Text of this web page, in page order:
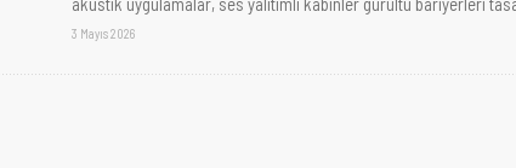
3 Mayıs 2026